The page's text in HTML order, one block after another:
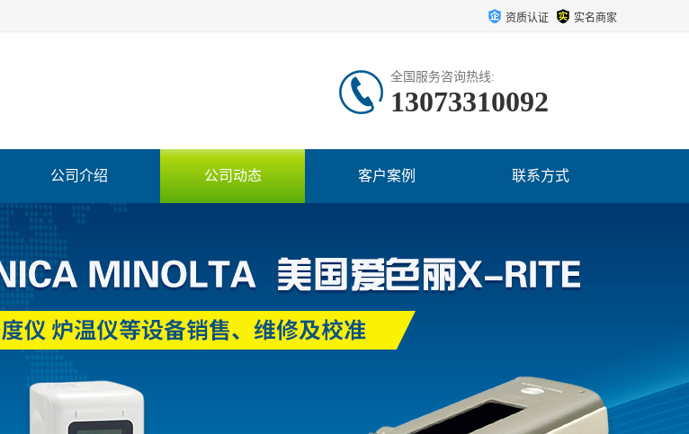
资质认证 实名商家
全国服务咨询热线:
13073310092
公司介绍 公司动态 客户案例 联系方式